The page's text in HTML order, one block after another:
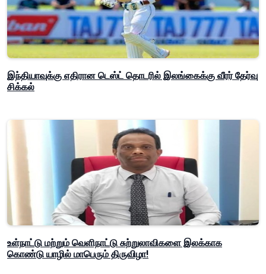
இந்தியாவுக்கு எதிரான டெஸ்ட் தொடரில் இலங்கைக்கு வீரர் தேர்வு
சிக்கல்
உள்நாட்டு மற்றும் வெளிநாட்டு சுற்றுலாவிகளை இலக்காக
கொண்டு யாழில் மாபெரும் திருவிழா!